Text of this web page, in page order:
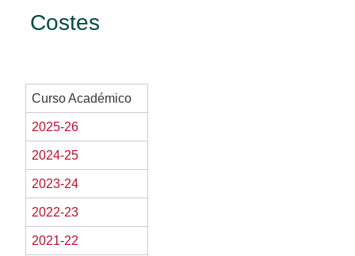
Costes
Curso Académico
2025-26
2024-25
2023-24
2022-23
2021-22